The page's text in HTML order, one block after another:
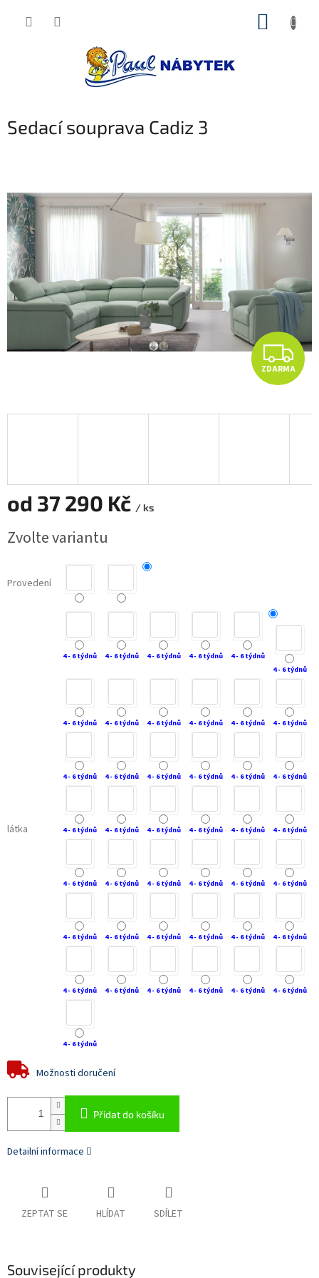
Sedací souprava Cadiz 3
Z
D
A
ZDARMA
od 37 290 Kč / ks
cena:
Zvolte variantu
Provedení
látka
4 - 6 týdnů 4 - 6 týdnů 4 - 6 týdnů 4 - 6 týdnů
4 - 6 týdnů
4 - 6 týdnů
4 - 6 týdnů 4 - 6 týdnů 4 - 6 týdnů 4 - 6 týdnů 4 - 6 týdnů 4 - 6 týdnů
4 - 6 týdnů 4 - 6 týdnů 4 - 6 týdnů 4 - 6 týdnů 4 - 6 týdnů 4 - 6 týdnů
4 - 6 týdnů 4 - 6 týdnů 4 - 6 týdnů 4 - 6 týdnů 4 - 6 týdnů 4 - 6 týdnů
4 - 6 týdnů 4 - 6 týdnů 4 - 6 týdnů 4 - 6 týdnů 4 - 6 týdnů 4 - 6 týdnů
4 - 6 týdnů 4 - 6 týdnů 4 - 6 týdnů 4 - 6 týdnů 4 - 6 týdnů 4 - 6 týdnů
4 - 6 týdnů 4 - 6 týdnů 4 - 6 týdnů 4 - 6 týdnů 4 - 6 týdnů 4 - 6 týdnů
4 - 6 týdnů
Možnosti doručení
Přidat do košíku
Detailní informace
ZEPTAT SE HLÍDAT SDÍLET
Související produkty